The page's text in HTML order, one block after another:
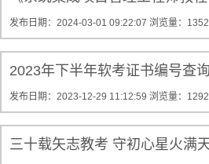
发布日期：2024-03-01 09:22:07 浏览量：
2023年下半年软考证书编号查
发布日期：2023-12-29 11:12:59 浏览量：
三十载矢志教考 守初心星火满